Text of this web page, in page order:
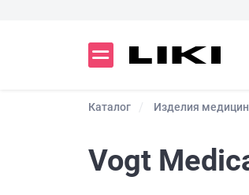
Каталог Изделия
Vogt